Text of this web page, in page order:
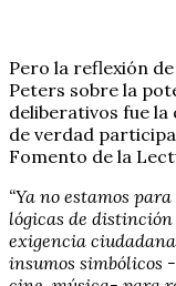
Pero la reflexión
Peters sobre la
deliberativos fue la
de verdad
Fomento de la
“Ya no estamos
lógicas de
exigencia
insumos simbólicos